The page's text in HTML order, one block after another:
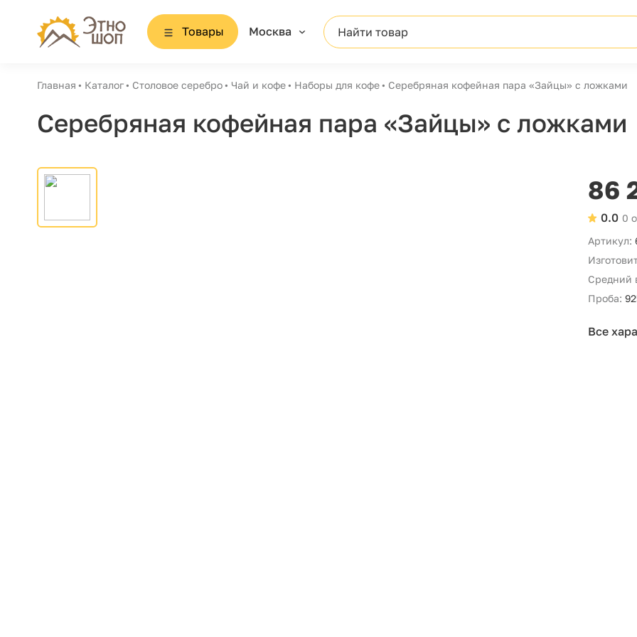
Товары Москва Найти товар
Главная Каталог Столовое серебро Чай и кофе Наборы для кофе Серебряная кофейная пара «Зайцы» с ложками
Серебряная кофейная пара «Зайцы» с ложками
86
0
0.0
Артикул:
Средний
Проба:
Все